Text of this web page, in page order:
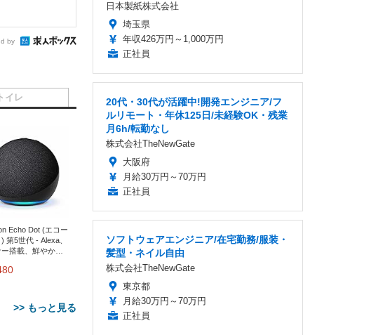
by
Echo Dot (エコー
) 第5世代 - Alexa、
搭載、鮮やかな
>> もっと見る
イレ
日本製紙株式会社
埼玉県
年収426万円～1,000万円
正社員
20代・30代が活躍中!開発エンジニア/フ
ルリモート・年休125日/未経験OK・残業
月6h/転勤なし
株式会社TheNewGate
大阪府
月給30万円～70万円
正社員
ソフトウェアエンジニア/在宅勤務/服装・
髪型・ネイル自由
株式会社TheNewGate
東京都
月給30万円～70万円
正社員